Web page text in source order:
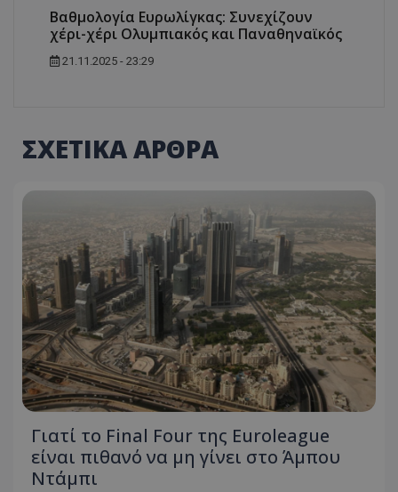
Βαθμολογία Ευρωλίγκας: Συνεχίζουν
χέρι-χέρι Ολυμπιακός και Παναθηναϊκός
21.11.2025 - 23:29
ΣΧΕΤΙΚΑ ΑΡΘΡΑ
Γιατί το Final Four της Euroleague
είναι πιθανό να μη γίνει στο Άμπου
Ντάμπι